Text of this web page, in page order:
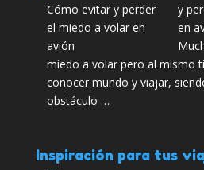
y
en
miedo a volar pero al mismo
conocer mundo y viajar,
obstáculo …
Inspiración para tus